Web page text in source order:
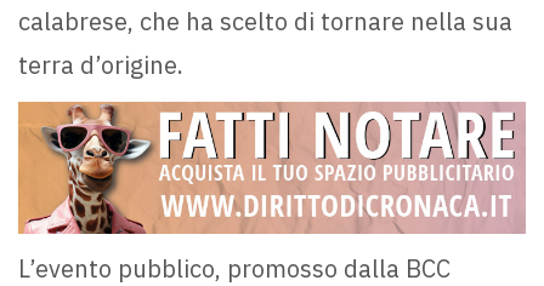
calabrese, che ha scelto di tornare nella sua
terra d’origine.
L’evento pubblico, promosso dalla BCC